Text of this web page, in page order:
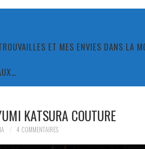
ET MES ENVIES DANS LA
KATSURA COUTURE
4 COMMENTAIRES